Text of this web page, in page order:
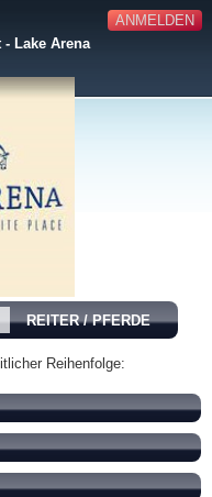
ANMELDEN
- Lake Arena
REITER / PFERDE
Reihenfolge: